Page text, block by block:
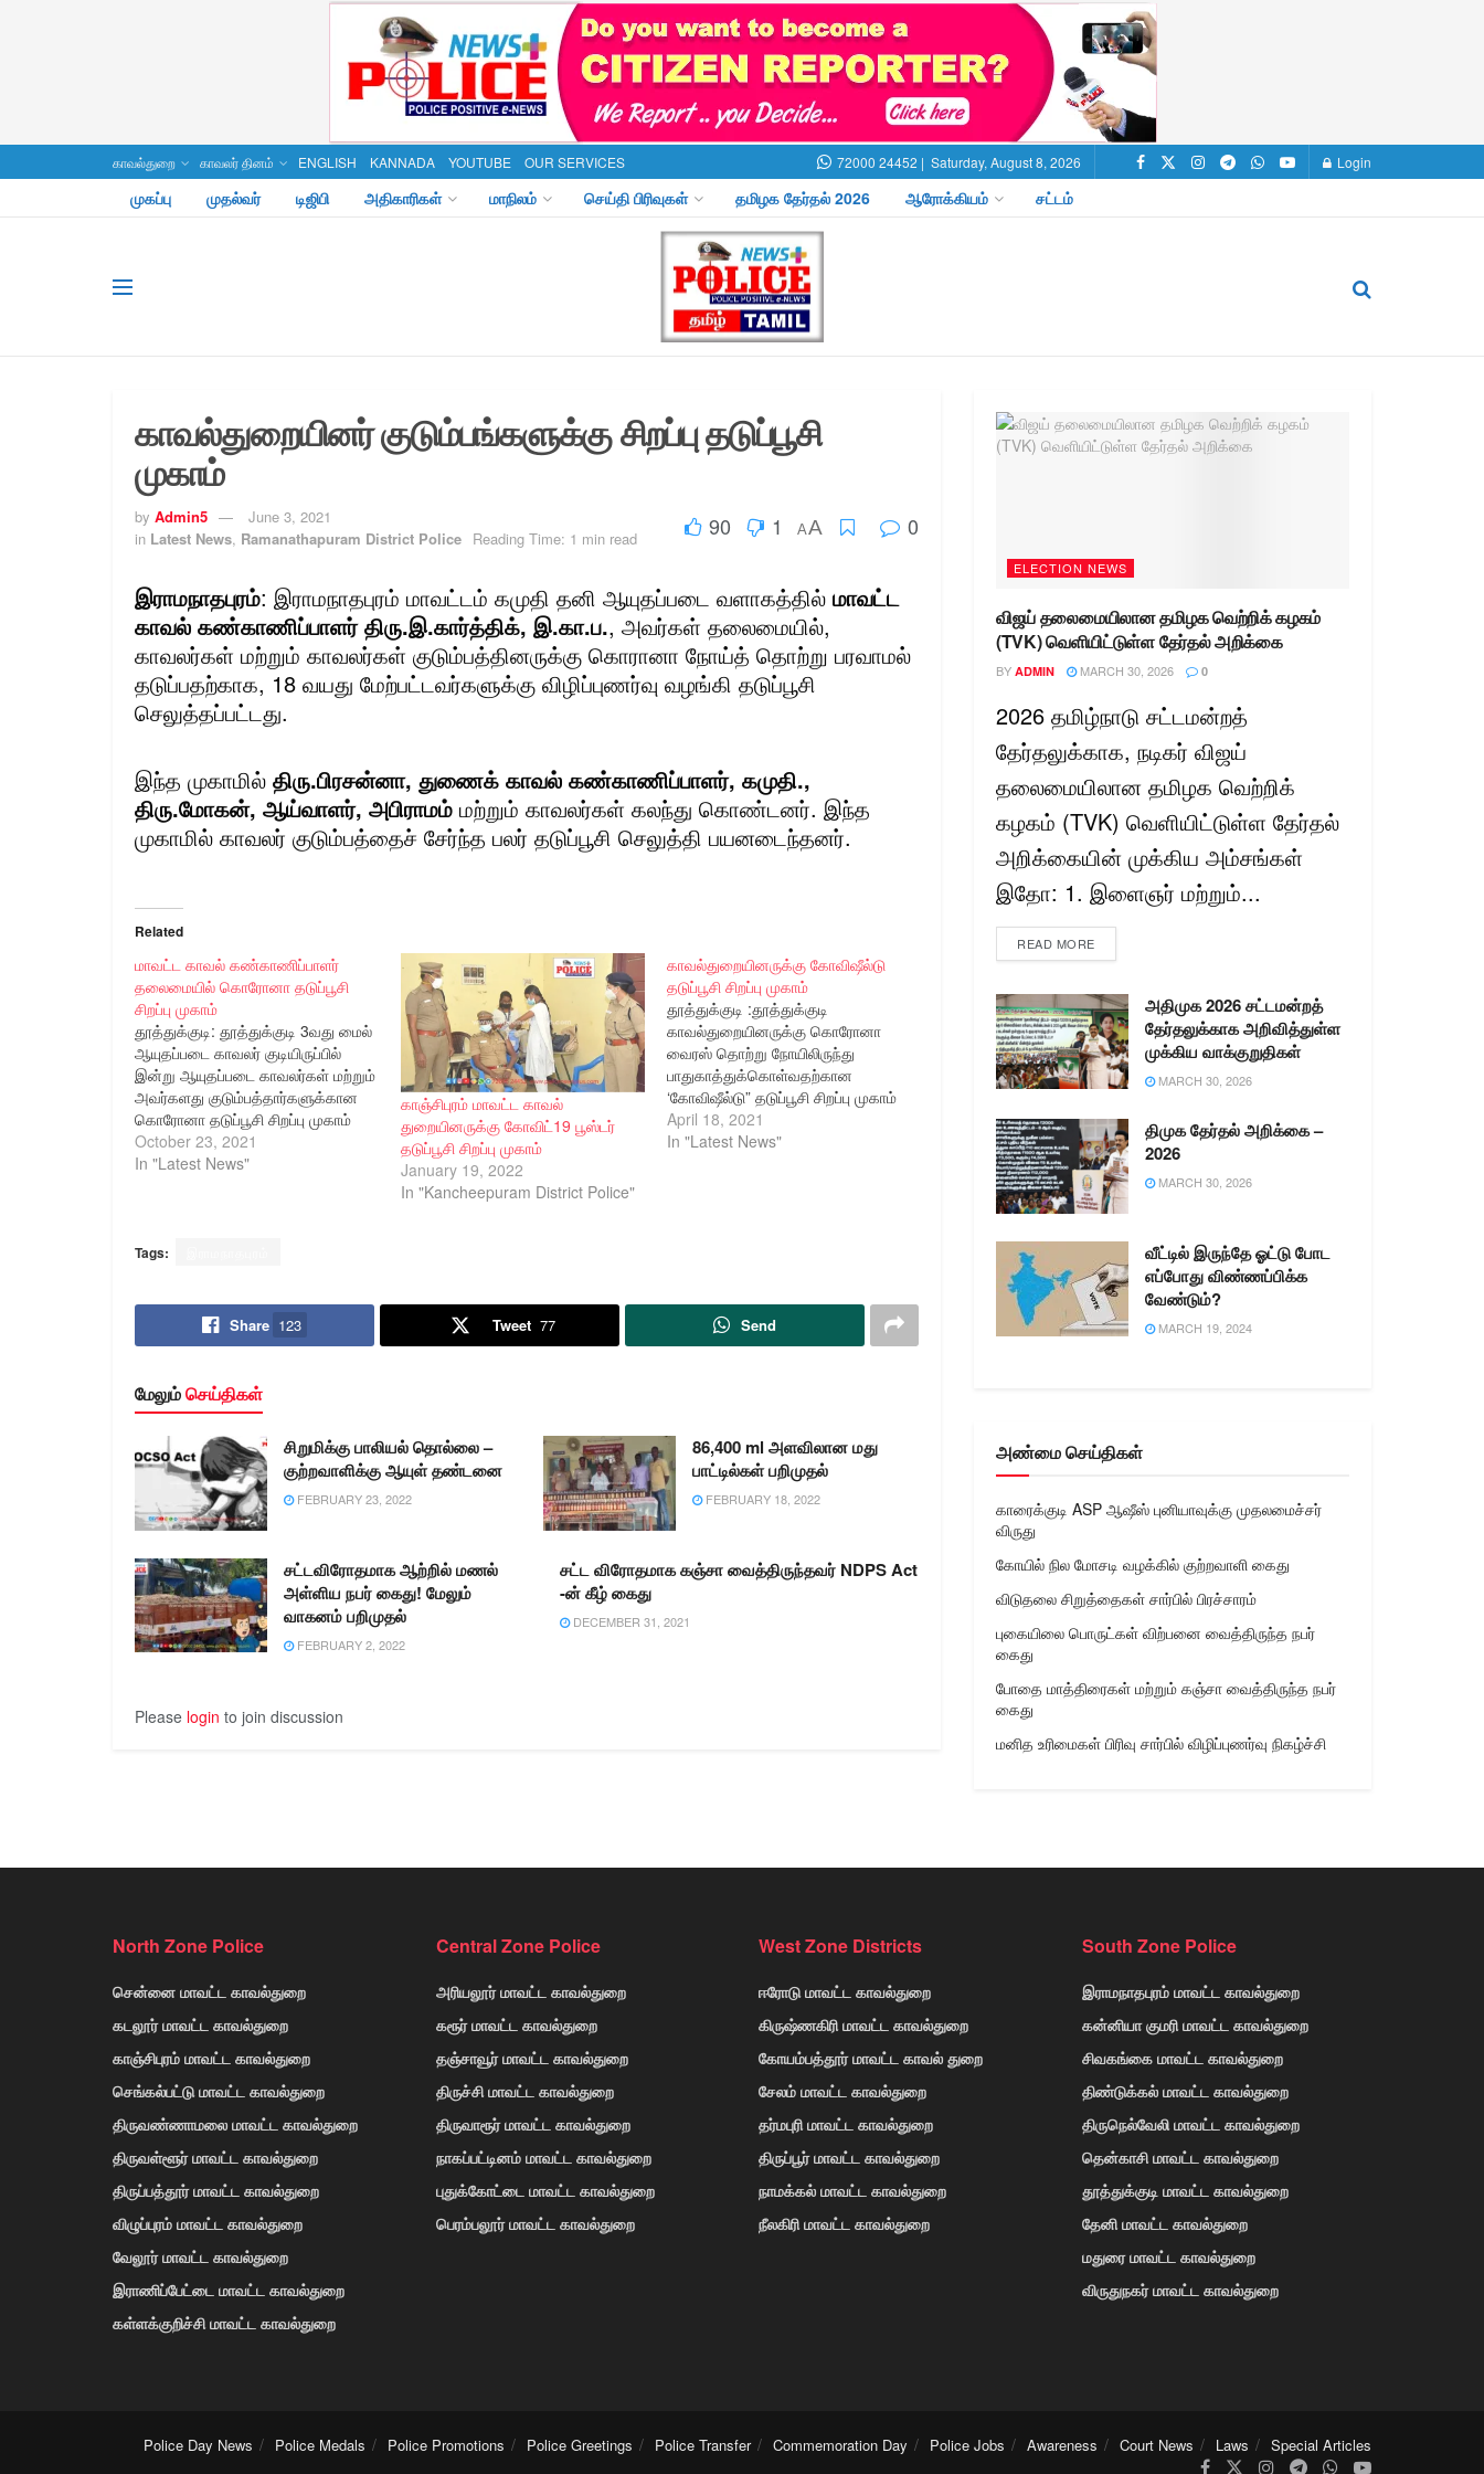
காவல்துறை காவலர் தினம் ENGLISH KANNADA YOUTUBE OUR SERVICES 72000 24452 | Saturday, August 8, 2026 Login
முகப்பு முதல்வர் டிஜிபி அதிகாரிகள் மாநிலம் செய்தி பிரிவுகள் தமிழக தேர்தல் 2026 ஆரோக்கியம் சட்டம்
காவல்துறையினர் குடும்பங்களுக்கு சிறப்பு தடுப்பூசி
முகாம்
by Admin5
June 3, 2021
in Latest News, Ramanathapuram District Police Reading Time: 1 min read 90 1 AA 0
இராமநாதபுரம்: இராமநாதபுரம் மாவட்டம் கமுதி தனி ஆயுதப்படை வளாகத்தில் மாவட்ட
காவல் கண்காணிப்பாளர் திரு.இ.கார்த்திக், இ.கா.ப., அவர்கள் தலைமையில்,
காவலர்கள் மற்றும் காவலர்கள் குடும்பத்தினருக்கு கொரானா நோய்த் தொற்று பரவாமல்
தடுப்பதற்காக, 18 வயது மேற்பட்டவர்களுக்கு விழிப்புணர்வு வழங்கி தடுப்பூசி
செலுத்தப்பட்டது.
இந்த முகாமில் திரு.பிரசன்னா, துணைக் காவல் கண்காணிப்பாளர், கமுதி.,
திரு.மோகன், ஆய்வாளர், அபிராமம் மற்றும் காவலர்கள் கலந்து கொண்டனர். இந்த
முகாமில் காவலர் குடும்பத்தைச் சேர்ந்த பலர் தடுப்பூசி செலுத்தி பயனடைந்தனர்.
Related
மாவட்ட காவல் கண்காணிப்பாளர்
தலைமையில் கொரோனா தடுப்பூசி
சிறப்பு முகாம்
தூத்துக்குடி: தூத்துக்குடி 3வது மைல்
ஆயுதப்படை காவலர் குடியிருப்பில்
இன்று ஆயுதப்படை காவலர்கள் மற்றும்
அவர்களது குடும்பத்தார்களுக்கான
கொரோனா தடுப்பூசி சிறப்பு முகாம்
மற்றும் காவலர்களுக்கான மனஅழுத்த
மேலாண்மை குறித்த பயிற்சி வகுப்பு
அரசு கொரோனா வைரஸ்
நம்மிடமிருந்து மற்றவர்களுக்கு
பரவாமலிருக்கவும், அனைத்து
போட்டுக்கொள்ளுமாறு விழிப்புணர்வு
ஏற்படுத்தி…
October 23, 2021
In "Latest News"
காஞ்சிபுரம் மாவட்ட காவல்
துறையினருக்கு கோவிட்19 பூஸ்டர்
தடுப்பூசி சிறப்பு முகாம்
January 19, 2022
In "Kancheepuram District Police"
காவல்துறையினருக்கு கோவிஷீல்டு
தடுப்பூசி சிறப்பு முகாம்
தூத்துக்குடி :தூத்துக்குடி
காவல்துறையினருக்கு கொரோனா
வைரஸ் தொற்று நோயிலிருந்து
பாதுகாத்துக்கொள்வதற்கான
‘கோவிஷீல்டு” தடுப்பூசி சிறப்பு முகாம்
இன்று மாவட்ட காவல்
கண்காணிப்பாளர் திரு. எஸ்.
தூத்துக்குடி மாவட்டத்தில் உள்ள
அனைத்து காவல் நிலைய
April 18, 2021
In "Latest News"
Tags:
Share 123 Tweet 77 Send
மேலும்செய்திகள்
சிறுமிக்கு பாலியல் தொல்லை –
குற்றவாளிக்கு ஆயுள் தண்டனை
FEBRUARY 23, 2022
86,400 ml அளவிலான மது
பாட்டில்கள் பறிமுதல்
FEBRUARY 18, 2022
சட்டவிரோதமாக ஆற்றில் மணல்
அள்ளிய நபர் கைது! மேலும்
வாகனம் பறிமுதல்
FEBRUARY 2, 2022
சட்ட விரோதமாக கஞ்சா வைத்திருந்தவர் NDPS Act
-ன் கீழ் கைது
DECEMBER 31, 2021
Please login to join discussion
ELECTION NEWS
விஜய் தலைமையிலான தமிழக வெற்றிக் கழகம்
(TVK) வெளியிட்டுள்ள தேர்தல் அறிக்கை
BY ADMIN MARCH 30, 2026 0
2026 தமிழ்நாடு சட்டமன்றத்
தேர்தலுக்காக, நடிகர் விஜய்
தலைமையிலான தமிழக வெற்றிக்
கழகம் (TVK) வெளியிட்டுள்ள தேர்தல்
அறிக்கையின் முக்கிய அம்சங்கள்
இதோ: 1. இளைஞர் மற்றும்...
READ MORE
அதிமுக 2026 சட்டமன்றத்
தேர்தலுக்காக அறிவித்துள்ள
முக்கிய வாக்குறுதிகள்
MARCH 30, 2026
திமுக தேர்தல் அறிக்கை –
2026
MARCH 30, 2026
வீட்டில் இருந்தே ஓட்டு போட
எப்போது விண்ணப்பிக்க
வேண்டும்?
MARCH 19, 2024
அண்மை செய்திகள்
காரைக்குடி ASP ஆஷீஸ் புனியாவுக்கு முதலமைச்சர்
விருது
கோயில் நில மோசடி வழக்கில் குற்றவாளி கைது
விடுதலை சிறுத்தைகள் சார்பில் பிரச்சாரம்
புகையிலை பொருட்கள் விற்பனை வைத்திருந்த நபர்
கைது
போதை மாத்திரைகள் மற்றும் கஞ்சா வைத்திருந்த நபர்
கைது
மனித உரிமைகள் பிரிவு சார்பில் விழிப்புணர்வு நிகழ்ச்சி
North Zone Police
சென்னை மாவட்ட காவல்துறை
கடலூர் மாவட்ட காவல்துறை
காஞ்சிபுரம் மாவட்ட காவல்துறை
செங்கல்பட்டு மாவட்ட காவல்துறை
திருவண்ணாமலை மாவட்ட காவல்துறை
திருவள்ளூர் மாவட்ட காவல்துறை
திருப்பத்தூர் மாவட்ட காவல்துறை
விழுப்புரம் மாவட்ட காவல்துறை
வேலூர் மாவட்ட காவல்துறை
இராணிப்பேட்டை மாவட்ட காவல்துறை
கள்ளக்குறிச்சி மாவட்ட காவல்துறை
Central Zone Police
அரியலூர் மாவட்ட காவல்துறை
கரூர் மாவட்ட காவல்துறை
தஞ்சாவூர் மாவட்ட காவல்துறை
திருச்சி மாவட்ட காவல்துறை
திருவாரூர் மாவட்ட காவல்துறை
நாகப்பட்டினம் மாவட்ட காவல்துறை
புதுக்கோட்டை மாவட்ட காவல்துறை
பெரம்பலூர் மாவட்ட காவல்துறை
West Zone Districts
ஈரோடு மாவட்ட காவல்துறை
கிருஷ்ணகிரி மாவட்ட காவல்துறை
கோயம்பத்தூர் மாவட்ட காவல் துறை
சேலம் மாவட்ட காவல்துறை
தர்மபுரி மாவட்ட காவல்துறை
திருப்பூர் மாவட்ட காவல்துறை
நாமக்கல் மாவட்ட காவல்துறை
நீலகிரி மாவட்ட காவல்துறை
South Zone Police
இராமநாதபுரம் மாவட்ட காவல்துறை
கன்னியா குமரி மாவட்ட காவல்துறை
சிவகங்கை மாவட்ட காவல்துறை
திண்டுக்கல் மாவட்ட காவல்துறை
திருநெல்வேலி மாவட்ட காவல்துறை
தென்காசி மாவட்ட காவல்துறை
தூத்துக்குடி மாவட்ட காவல்துறை
தேனி மாவட்ட காவல்துறை
மதுரை மாவட்ட காவல்துறை
விருதுநகர் மாவட்ட காவல்துறை
Police Day News Police Medals Police Promotions Police Greetings Police Transfer Commemoration Day Police Jobs Awareness Court News Laws Special Articles